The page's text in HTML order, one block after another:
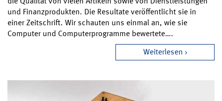
und Finanzprodukten. Die Resultate veröffentlicht sie in
einer Zeitschrift. Wir schauten uns einmal an, wie sie
Computer und Computerprogramme bewertete….
Weiterlesen